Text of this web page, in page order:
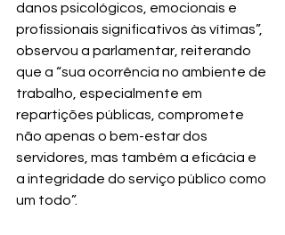
danos psicológicos, emocionais e
profissionais significativos às vítimas”,
observou a parlamentar, reiterando
que a “sua ocorrência no ambiente de
trabalho, especialmente em
repartições públicas, compromete
não apenas o bem-estar dos
servidores, mas também a eficácia e
a integridade do serviço público como
um todo”.